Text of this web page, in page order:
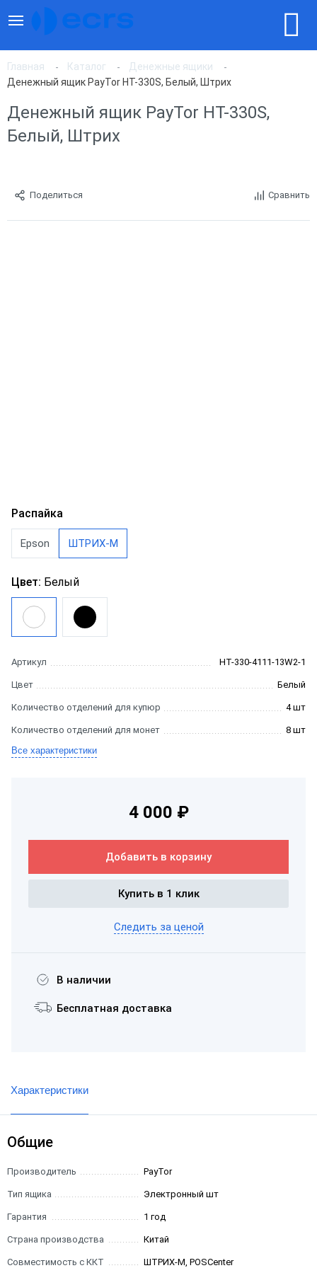
Главная Каталог
Денежные ящики
Денежный ящик PayTor HT-330S, Белый, Штрих
Денежный ящик PayTor HT-330S,
Белый, Штрих
Поделиться Сравнить
Распайка
Epson ШТРИХ-М
Цвет: Белый
Артикул HT-330-4111-13W2-1
Цвет Белый
Количество отделений для купюр 4 шт
Количество отделений для монет
8 шт
Все характеристики
4 000 ₽
Добавить в корзину
Купить в 1 клик
Следить за ценой
В наличии
Бесплатная доставка
Характеристики
Общие
Производитель PayTor
Тип ящика Электронный шт
Гарантия 1 год
Страна производства Китай
Совместимость с ККТ ШТРИХ-М, POSCenter